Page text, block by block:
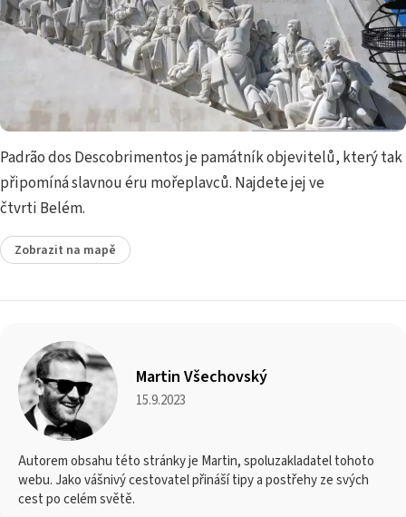
Padrão dos Descobrimentos je památník objevitelů, který tak
připomíná slavnou éru mořeplavců. Najdete jej ve
čtvrti Belém.
Zobrazit na mapě
Martin Všechovský
15.9.2023
Autorem obsahu této stránky je Martin, spoluzakladatel tohoto
webu. Jako vášnivý cestovatel přináší tipy a postřehy ze svých
cest po celém světě.